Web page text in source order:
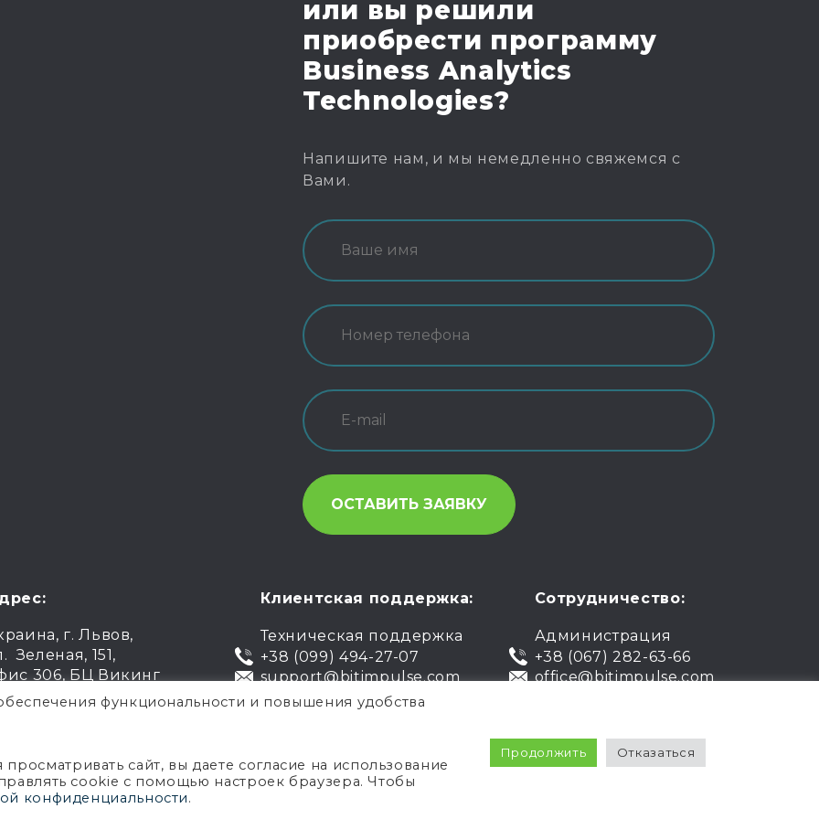
или вы решили
приобрести программу
Business Analytics
Technologies?
Напишите нам, и мы немедленно свяжемся с
Вами.
г. Львов,
Зеленая, 151,
306, БЦ Викинг
Клиентская поддержка:
Техническая поддержка
+38 (099) 494-27-07
support@bitimpulse.com
Сотрудничество:
Администрация
+38 (067) 282-63-66
office@bitimpulse.com
Публичная оферта
Гарантия
Политика
конфиденциальности
Условия использования
функциональности и повышения удобства
сайт, вы даете согласие на использование
cookie с помощью настроек браузера. Чтобы
конфиденциальности.
Продолжить Отказаться